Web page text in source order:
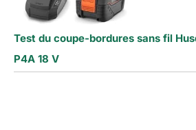
Test du coupe-bordures sans fil
P4A 18 V